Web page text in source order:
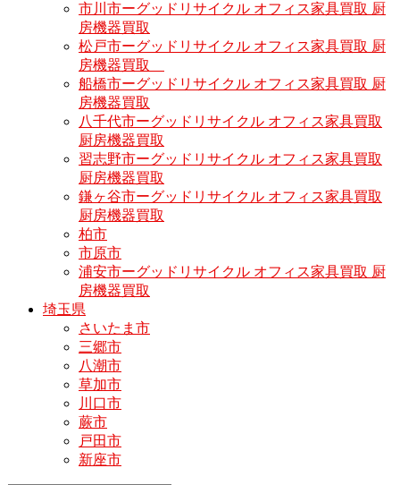
市川市ーグッドリサイクル オフィス家具買取 厨
房機器買取
松戸市ーグッドリサイクル オフィス家具買取 厨
房機器買取
船橋市ーグッドリサイクル オフィス家具買取 厨
房機器買取
八千代市ーグッドリサイクル オフィス家具買取
厨房機器買取
習志野市ーグッドリサイクル オフィス家具買取
厨房機器買取
鎌ヶ谷市ーグッドリサイクル オフィス家具買取
厨房機器買取
柏市
市原市
浦安市ーグッドリサイクル オフィス家具買取 厨
房機器買取
埼玉県
さいたま市
三郷市
八潮市
草加市
川口市
蕨市
戸田市
新座市